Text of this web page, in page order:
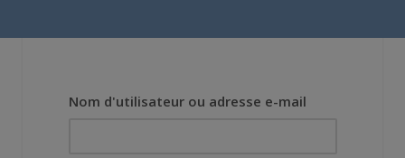
Nom d'utilisateur ou adresse e-mail